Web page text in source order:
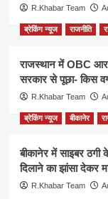
R.Khabar Team
ब्रेकिंग न्यूज राजनीति
राजस्थान में OBC
सरकार से पूछा- किस
R.Khabar Team
ब्रेकिंग न्यूज बीकानेर
बीकानेर में साइबर ठगी
दिलाने का झांसा देकर
R.Khabar Team